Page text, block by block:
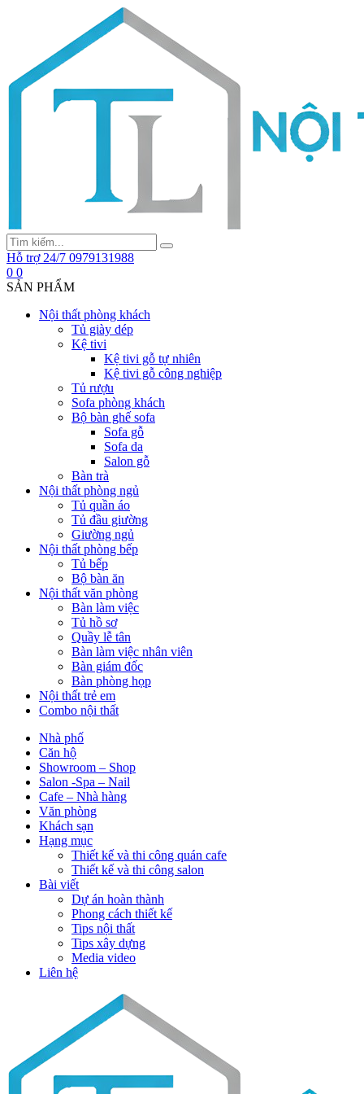
Hỗ trợ 24/7 0979131988
0 0
SẢN PHẨM
Nội thất phòng khách
Tủ giày dép
Kệ tivi
Kệ tivi gỗ tự nhiên
Kệ tivi gỗ công nghiệp
Tủ rượu
Sofa phòng khách
Bộ bàn ghế sofa
Sofa gỗ
Sofa da
Salon gỗ
Bàn trà
Nội thất phòng ngủ
Tủ quần áo
Tủ đầu giường
Giường ngủ
Nội thất phòng bếp
Tủ bếp
Bộ bàn ăn
Nội thất văn phòng
Bàn làm việc
Tủ hồ sơ
Quầy lễ tân
Bàn làm việc nhân viên
Bàn giám đốc
Bàn phòng họp
Nội thất trẻ em
Combo nội thất
Nhà phố
Căn hộ
Showroom – Shop
Salon -Spa – Nail
Cafe – Nhà hàng
Văn phòng
Khách sạn
Hạng mục
Thiết kế và thi công quán cafe
Thiết kế và thi công salon
Bài viết
Dự án hoàn thành
Phong cách thiết kế
Tips nội thất
Tips xây dựng
Media video
Liên hệ